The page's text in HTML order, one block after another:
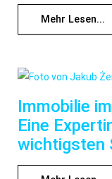
Mehr Lesen...
Immobilie
Eine
wichtigsten